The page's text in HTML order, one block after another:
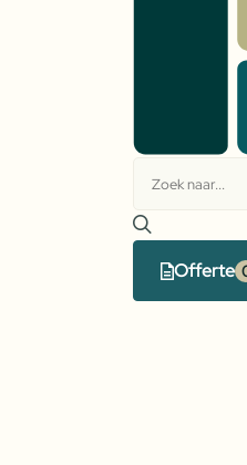
Offerte